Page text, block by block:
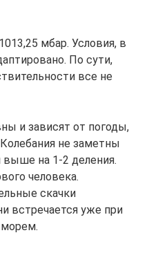
мбар. Условия, в
По сути,
все не
и зависят от погоды,
не заметны
выше на 1-2 деления.
человека.
скачки
встречается уже при
морем.